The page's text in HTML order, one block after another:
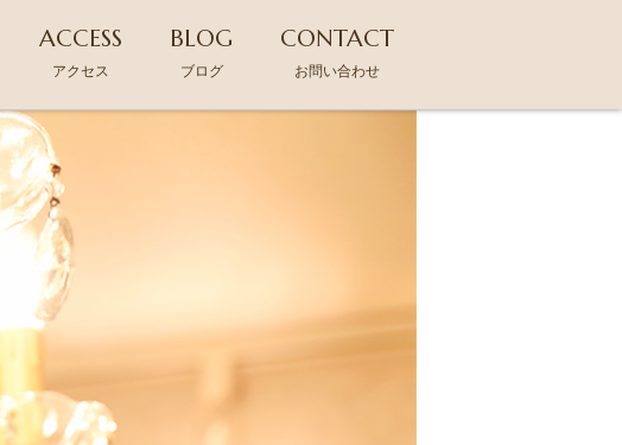
ACCESS
アクセス
BLOG
ブログ
CONTACT
お問い合わせ